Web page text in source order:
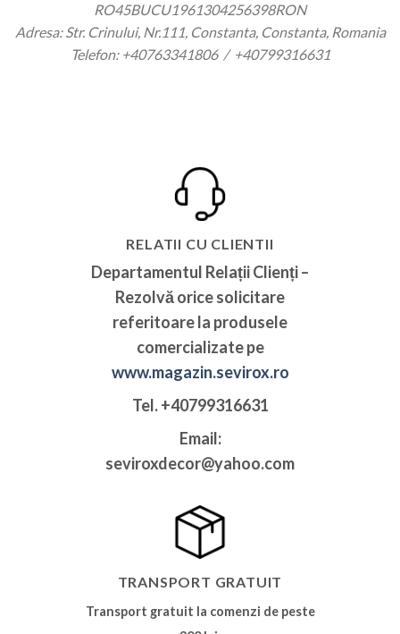
RO45BUCU1961304256398RON
Adresa: Str. Crinului, Nr.111, Constanta, Constanta, Romania
Telefon: +40763341806 / +40799316631
RELATII CU CLIENTII
Departamentul Relații Clienți–
Rezolvă orice solicitare
referitoare la produsele
comercializate pe
www.magazin.sevirox.ro
Tel. +40799316631
Email:
seviroxdecor@yahoo.com
TRANSPORT GRATUIT
Transport gratuit la comenzi de peste